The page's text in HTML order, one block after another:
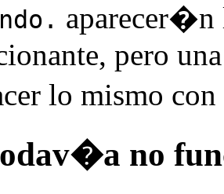
aparecer�n
pero
lo mismo con
no